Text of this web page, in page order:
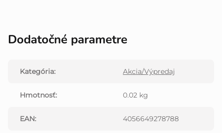
Dodatočné parametre
Kategória: Akcia/Výpredaj
Hmotnosť: 0.02 kg
EAN: 4056649278788